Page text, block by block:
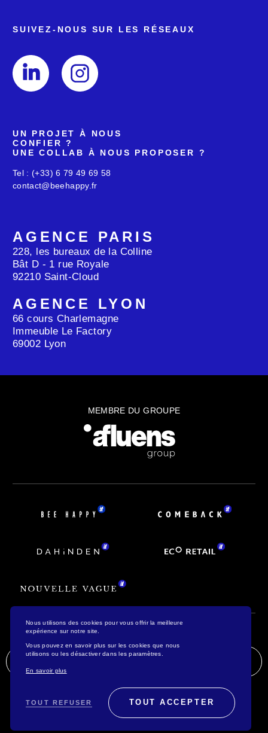
Nous utilisons des cookies pour vous offrir la meilleure
expérience sur notre site.
Vous pouvez en savoir plus sur les cookies que nous
utilisons ou les désactiver dans les paramètres.
En savoir plus
TOUT REFUSER TOUT ACCEPTER
SUIVEZ-NOUS SUR LES RÉSEAUX
UN PROJET À NOUS
CONFIER ?
UNE COLLAB À NOUS
PROPOSER ?
Tel : (+33) 6 79 49 69 58
contact@beehappy.fr
AGENCE PARIS
228, les bureaux de la Colline
Bât D - 1 rue Royale
92210 Saint-Cloud
AGENCE LYON
66 cours Charlemagne
Immeuble Le Factory
69002 Lyon
MEMBRE DU GROUPE